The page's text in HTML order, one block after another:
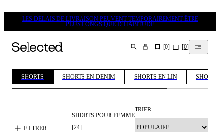
LES DÉLAIS DE LIVRAISON PEUVENT TEMPORAIREMENT ÊTRE
PLUS LONGS QUE D’HABITUDE
CHERCHER [0] [0]
SHORTS SHORTS EN DENIM SHORTS EN LIN
FILTRER
SHORTS POUR FEMME
[24]
TRIER